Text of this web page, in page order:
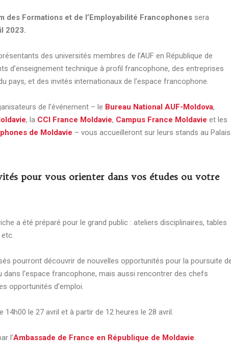
des Formations et de l’Employabilité Francophones sera
2023.
des universités membres de l’AUF en République de
d’enseignement technique à profil francophone, des entreprises
pays, et des invités internationaux de l’espace francophone.
de l’événement – le Bureau National AUF-Moldova,
, la CCI France Moldavie, Campus France Moldavie et les
de Moldavie – vous accueilleront sur leurs stands au
pour vous orienter dans vos études ou votre
a été préparé pour le grand public : ateliers disciplinaires, tables
pourront découvrir de nouvelles opportunités pour la poursuite
l’espace francophone, mais aussi rencontrer des chefs
opportunités d’emploi.
le 27 avril et à partir de 12 heures le 28 avril.
l’Ambassade de France en République de Moldavie.